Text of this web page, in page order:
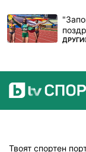
ДРУГИ
Твоят спортен